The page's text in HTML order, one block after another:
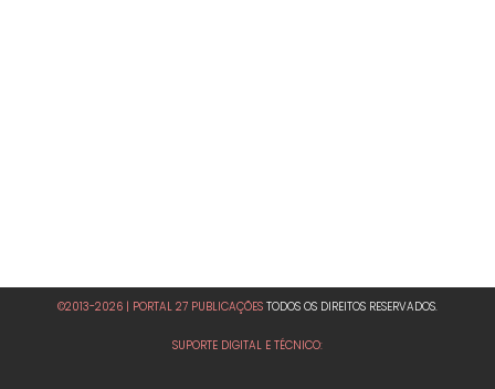
©2013-2026 | PORTAL 27 PUBLICAÇÕES TODOS OS DIREITOS RESERVADOS.
SUPORTE DIGITAL E TÉCNICO: